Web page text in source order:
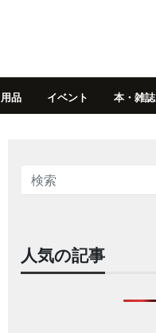
品 イベント 本・雑誌
人気の記事